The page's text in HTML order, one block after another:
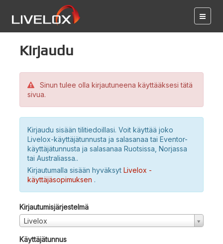
Kirjaudu
Sinun tulee olla kirjautuneena käyttääksesi tätä
sivua.
Kirjaudu sisään tilitiedoillasi. Voit käyttää joko
Livelox-käyttäjätunnusta ja salasanaa tai Eventor-
käyttäjätunnusta ja salasanaa Ruotsissa, Norjassa
tai Australiassa..
Kirjautumalla sisään hyväksyt Livelox -
käyttäjäsopimuksen .
Kirjautumisjärjestelmä
Livelox
Käyttäjätunnus